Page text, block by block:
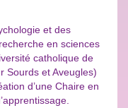
et des
en sciences
catholique de
Sourds et Aveugles)
d’une Chaire en